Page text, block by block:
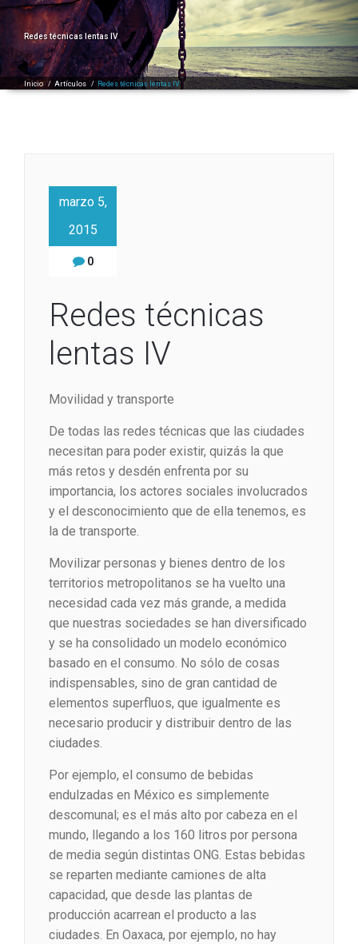
Redes técnicas lentas IV
Inicio / Artículos / Redes técnicas lentas IV
marzo 5,
2015
0
Redes técnicas
lentas IV
Movilidad y transporte
De todas las redes técnicas que las ciudades
necesitan para poder existir, quizás la que
más retos y desdén enfrenta por su
importancia, los actores sociales involucrados
y el desconocimiento que de ella tenemos, es
la de transporte.
Movilizar personas y bienes dentro de los
territorios metropolitanos se ha vuelto una
necesidad cada vez más grande, a medida
que nuestras sociedades se han diversificado
y se ha consolidado un modelo económico
basado en el consumo. No sólo de cosas
indispensables, sino de gran cantidad de
elementos superfluos, que igualmente es
necesario producir y distribuir dentro de las
ciudades.
Por ejemplo, el consumo de bebidas
endulzadas en México es simplemente
descomunal; es el más alto por cabeza en el
mundo, llegando a los 160 litros por persona
de media según distintas ONG. Estas bebidas
se reparten mediante camiones de alta
capacidad, que desde las plantas de
producción acarrean el producto a las
ciudades. En Oaxaca, por ejemplo, no hay